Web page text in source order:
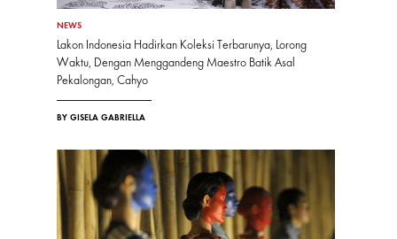
NEWS
Lakon Indonesia Hadirkan Koleksi Terbarunya, Lorong
Waktu, Dengan Menggandeng Maestro Batik Asal
Pekalongan, Cahyo
BY GISELA GABRIELLA